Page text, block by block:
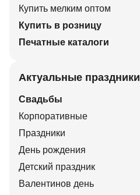
Купить мелким оптом
Купить в розницу
Печатные каталоги
Актуальные праздники
Свадьбы
Корпоративные
Праздники
День рождения
Детский праздник
Валентинов день